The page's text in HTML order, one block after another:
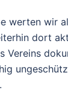
werten wir
dort
Vereins